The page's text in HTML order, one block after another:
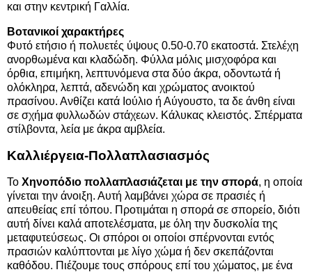
και στην κεντρική Γαλλία.
Βοτανικοί χαρακτήρες
Φυτό ετήσιο ή πολυετές ύψους 0.50-0.70 εκατοστά. Στελέχη
ανορθωμένα και κλαδώδη. Φύλλα μόλις μισχοφόρα και
όρθια, επιμήκη, λεπτυνόμενα στα δύο άκρα, οδοντωτά ή
ολόκληρα, λεπτά, αδενώδη και χρώματος ανοικτού
πρασίνου. Ανθίζει κατά Ιούλιο ή Αύγουστο, τα δε άνθη είναι
σε σχήμα φυλλωδών στάχεων. Κάλυκας κλειστός. Σπέρματα
στίλβοντα, λεία με άκρα αμβλεία.
Καλλιέργεια-Πολλαπλασιασμός
Το Χηνοπόδιο πολλαπλασιάζεται με την σπορά, η οποία
γίνεται την άνοιξη. Αυτή λαμβάνει χώρα σε πρασιές ή
απευθείας επί τόπου. Προτιμάται η σπορά σε σπορείο, διότι
αυτή δίνει καλά αποτελέσματα, με όλη την δυσκολία της
μεταφυτεύσεως. Οι σπόροι οι οποίοι σπέρνονται εντός
πρασιών καλύπτονται με λίγο χώμα ή δεν σκεπάζονται
καθόδου. Πιέζουμε τους σπόρους επί του χώματος, με ένα